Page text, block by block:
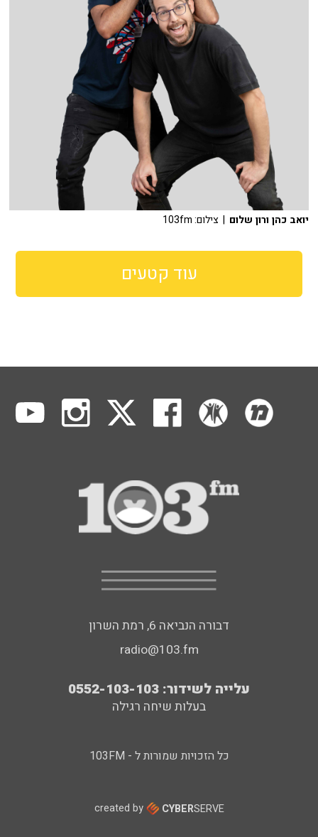
יואב כהן ורון שלום | צילום: 103fm
עוד קטעים
דבורה הנביאה 6, רמת השרון
radio@103.fm
עלייה לשידור: 0552-103-103
בעלות שיחה רגילה
כל הזכויות שמורות ל - 103FM
created by CYBERSERVE